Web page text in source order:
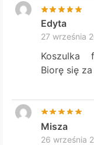
Edyta
27 września
Koszulka
Biorę się
Misza
26 września